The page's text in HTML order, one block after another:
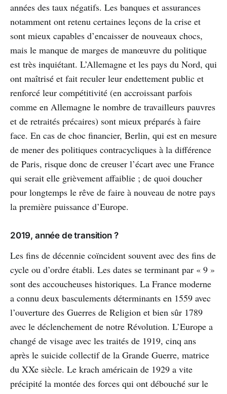
années des taux négatifs. Les banques et assurances
notamment ont retenu certaines leçons de la crise et
sont mieux capables d’encaisser de nouveaux chocs,
mais le manque de marges de manœuvre du politique
est très inquiétant. L’Allemagne et les pays du Nord, qui
ont maîtrisé et fait reculer leur endettement public et
renforcé leur compétitivité (en accroissant parfois
comme en Allemagne le nombre de travailleurs pauvres
et de retraités précaires) sont mieux préparés à faire
face. En cas de choc financier, Berlin, qui est en mesure
de mener des politiques contracycliques à la différence
de Paris, risque donc de creuser l’écart avec une France
qui serait elle grièvement affaiblie ; de quoi doucher
pour longtemps le rêve de faire à nouveau de notre pays
la première puissance d’Europe.
2019, année de transition ?
Les fins de décennie coïncident souvent avec des fins de
cycle ou d’ordre établi. Les dates se terminant par « 9 »
sont des accoucheuses historiques. La France moderne
a connu deux basculements déterminants en 1559 avec
l’ouverture des Guerres de Religion et bien sûr 1789
avec le déclenchement de notre Révolution. L’Europe a
changé de visage avec les traités de 1919, cinq ans
après le suicide collectif de la Grande Guerre, matrice
du XXe siècle. Le krach américain de 1929 a vite
précipité la montée des forces qui ont débouché sur le